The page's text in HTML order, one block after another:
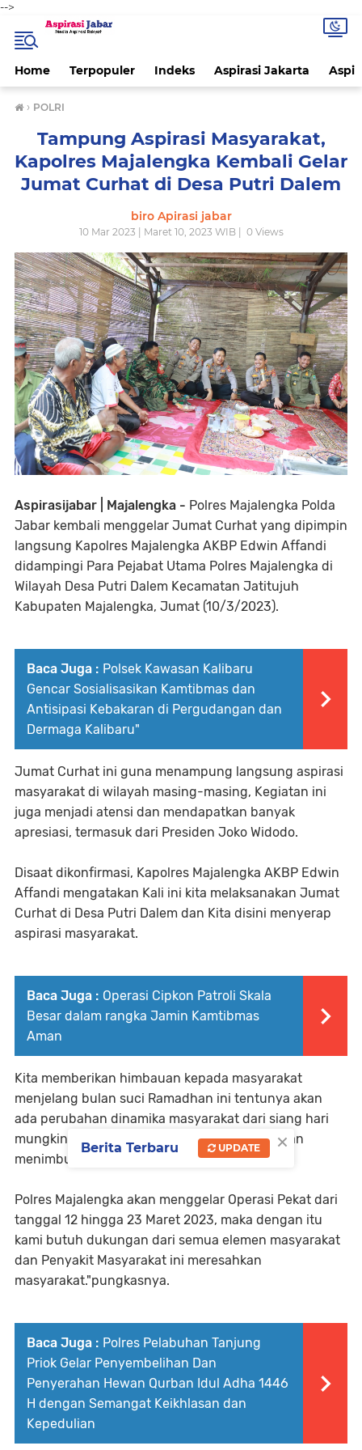
-->
Home Terpopuler Indeks Aspirasi Jakarta
› POLRI
Tampung Aspirasi Masyarakat,
Kapolres Majalengka Kembali Gelar
Jumat Curhat di Desa Putri Dalem
biro Apirasi jabar
10 Mar 2023 | Maret 10, 2023 WIB | 0Views
Aspirasijabar | Majalengka - Polres Majalengka Polda
Jabar kembali menggelar Jumat Curhat yang dipimpin
langsung Kapolres Majalengka AKBP Edwin Affandi
didampingi Para Pejabat Utama Polres Majalengka di
Wilayah Desa Putri Dalem Kecamatan Jatitujuh
Kabupaten Majalengka, Jumat (10/3/2023).
Baca Juga : Polsek Kawasan Kalibaru
Gencar Sosialisasikan Kamtibmas dan
Antisipasi Kebakaran di Pergudangan dan
Dermaga Kalibaru"
Jumat Curhat ini guna menampung langsung aspirasi
masyarakat di wilayah masing-masing, Kegiatan ini
juga menjadi atensi dan mendapatkan banyak
apresiasi, termasuk dari Presiden Joko Widodo.
Disaat dikonfirmasi, Kapolres Majalengka AKBP Edwin
Affandi mengatakan Kali ini kita melaksanakan Jumat
Curhat di Desa Putri Dalem dan Kita disini menyerap
aspirasi masyarakat.
Baca Juga : Operasi Cipkon Patroli Skala
Besar dalam rangka Jamin Kamtibmas
Aman
Kita memberikan himbauan kepada masyarakat
menjelang bulan suci Ramadhan ini tentunya akan
ada perubahan dinamika masyarakat dari siang hari
mungkin aktifitasnya di malam hari dan ini akan
menimbulkan kerawanan sendiri.
Polres Majalengka akan menggelar Operasi Pekat dari
tanggal 12 hingga 23 Maret 2023, maka dengan itu
kami butuh dukungan dari semua elemen masyarakat
dan Penyakit Masyarakat ini meresahkan
masyarakat."pungkasnya.
Baca Juga : Polres Pelabuhan Tanjung
Priok Gelar Penyembelihan Dan
Penyerahan Hewan Qurban Idul Adha 1446
H dengan Semangat Keikhlasan dan
Kepedulian
×
Berita Terbaru UPDATE